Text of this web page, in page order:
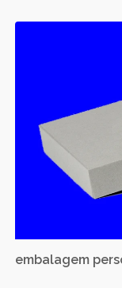
embalagem